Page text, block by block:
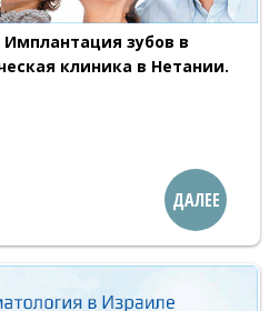
зубов в
клиника в Нетании.
ДАЛЕЕ